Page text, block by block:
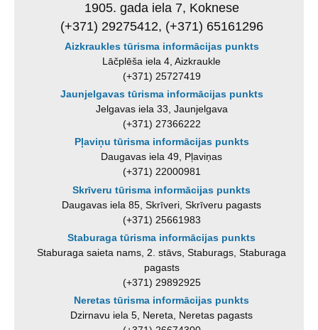
1905. gada iela 7, Koknese
(+371) 29275412, (+371) 65161296
Aizkraukles tūrisma informācijas punkts
Lāčplēša iela 4, Aizkraukle
(+371) 25727419
Jaunjelgavas tūrisma informācijas punkts
Jelgavas iela 33, Jaunjelgava
(+371) 27366222
Pļaviņu tūrisma informācijas punkts
Daugavas iela 49, Pļaviņas
(+371) 22000981
Skrīveru tūrisma informācijas punkts
Daugavas iela 85, Skrīveri, Skrīveru pagasts
(+371) 25661983
Staburaga tūrisma informācijas punkts
Staburaga saieta nams, 2. stāvs, Staburags, Staburaga
pagasts
(+371) 29892925
Neretas tūrisma informācijas punkts
Dzirnavu iela 5, Nereta, Neretas pagasts